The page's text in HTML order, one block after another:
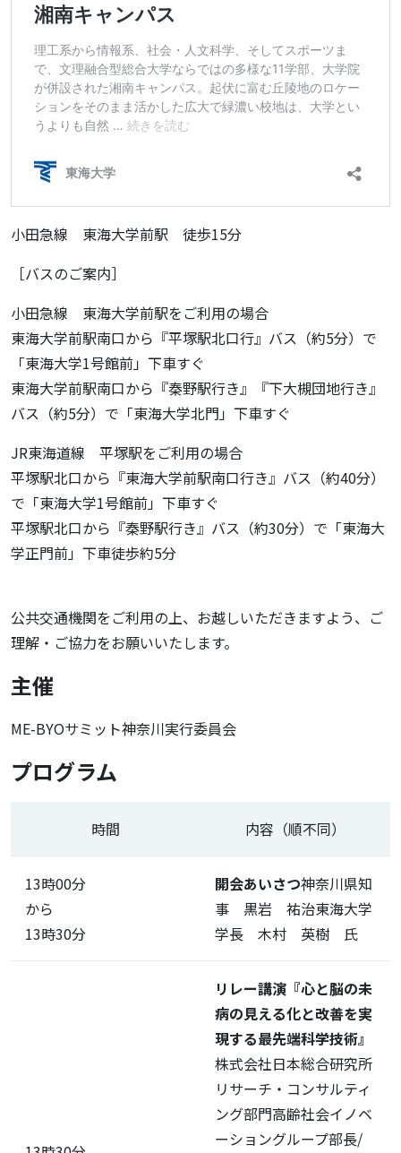
小田急線 東海大学前駅 徒歩15分
［バスのご案内］
小田急線 東海大学前駅をご利用の場合
東海大学前駅南口から『平塚駅北口行』バス（約5分）で
「東海大学1号館前」下車すぐ
東海大学前駅南口から『秦野駅行き』『下大槻団地行き』
バス（約5分）で「東海大学北門」下車すぐ
JR東海道線 平塚駅をご利用の場合
平塚駅北口から『東海大学前駅南口行き』バス（約40分）
で「東海大学1号館前」下車すぐ
平塚駅北口から『秦野駅行き』バス（約30分）で「東海大
学正門前」下車徒歩約5分
公共交通機関をご利用の上、お越しいただきますよう、ご
理解・ご協力をお願いいたします。
主催
ME-BYOサミット神奈川実行委員会
プログラム
時間 内容（順不同）
13時00分
から
13時30分
開会あいさつ神奈川県知
事 黒岩 祐治東海大学
学長 木村 英樹 氏
リレー講演 『心と脳の未
病の見える化と改善を実
現する最先端科学技術』
株式会社日本総合研究所
リサーチ・コンサルティ
ング部門高齢社会イノベ
ーショングループ部長/